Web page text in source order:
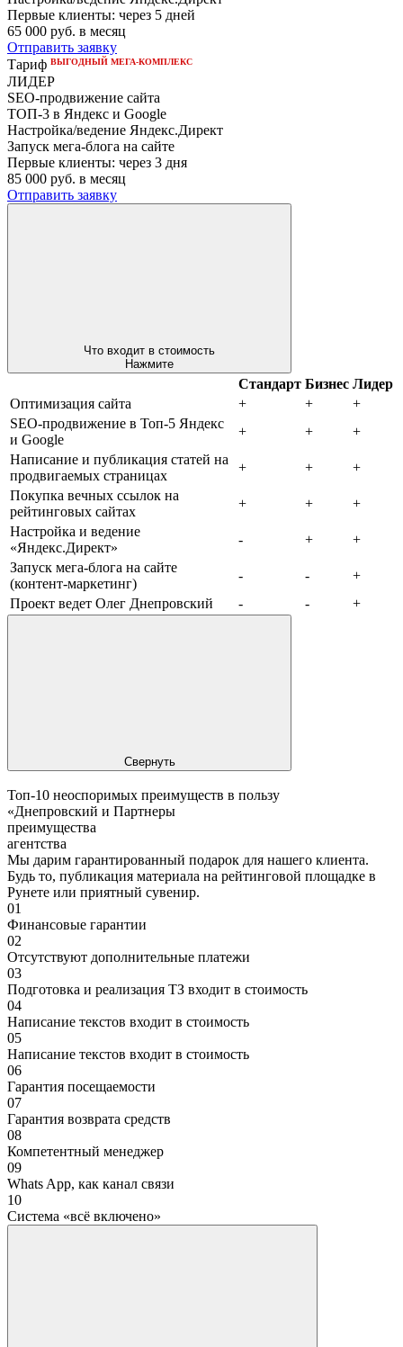
Первые клиенты: через 5 дней
65 000 руб. в месяц
Отправить заявку
Тариф ВЫГОДНЫЙ МЕГА-КОМПЛЕКС
ЛИДЕР
SEO-продвижение сайта
ТОП-3 в Яндекс и Google
Настройка/ведение Яндекс.Директ
Запуск мега-блога на сайте
Первые клиенты: через 3 дня
85 000 руб. в месяц
Отправить заявку
Что входит в стоимость
Нажмите
Стандарт Бизнес Лидер
Оптимизация сайта
+ +
+
SEO-продвижение в Топ-5 Яндекс
и Google
+ +
+
Написание и публикация статей на
продвигаемых страницах
+ +
+
Покупка вечных ссылок на
рейтинговых сайтах
+ +
+
Настройка и ведение
«Яндекс.Директ»
- +
+
Запуск мега-блога на сайте
(контент-маркетинг)
- -
+
Проект ведет Олег Днепровский
- - +
Свернуть
Топ-10 неоспоримых преимуществ в пользу
«Днепровский и Партнеры
преимущества
агентства
Мы дарим гарантированный подарок для нашего клиента.
Будь то, публикация материала на рейтинговой площадке в
Рунете или приятный сувенир.
01
Финансовые гарантии
02
Отсутствуют дополнительные платежи
03
Подготовка и реализация ТЗ входит в стоимость
04
Написание текстов входит в стоимость
05
Написание текстов входит в стоимость
06
Гарантия посещаемости
07
Гарантия возврата средств
08
Компетентный менеджер
09
Whats App, как канал связи
10
Система «всё включено»